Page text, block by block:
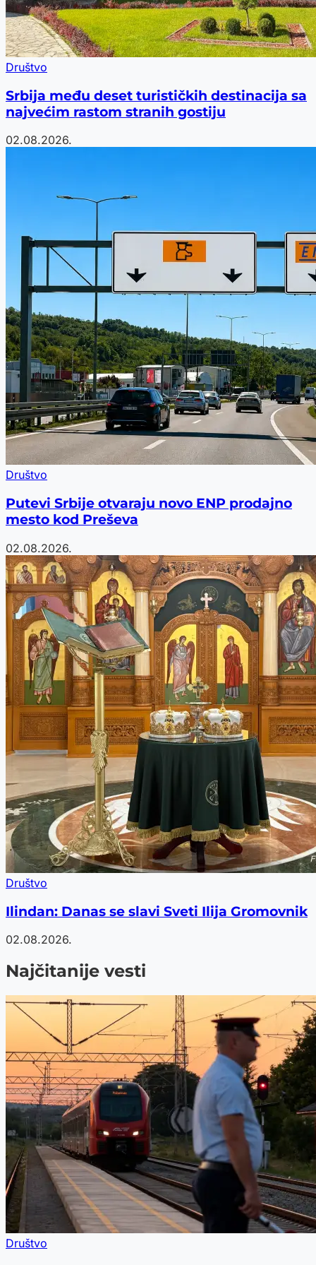
Društvo
Srbija među deset turističkih destinacija sa
najvećim rastom stranih gostiju
02.08.2026.
Društvo
Putevi Srbije otvaraju novo ENP prodajno
mesto kod Preševa
02.08.2026.
Društvo
Ilindan: Danas se slavi Sveti Ilija Gromovnik
02.08.2026.
Najčitanije vesti
Društvo